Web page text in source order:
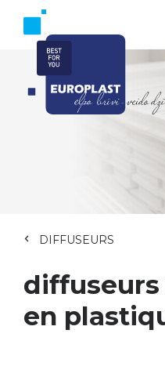
DIFFUSEURS
en